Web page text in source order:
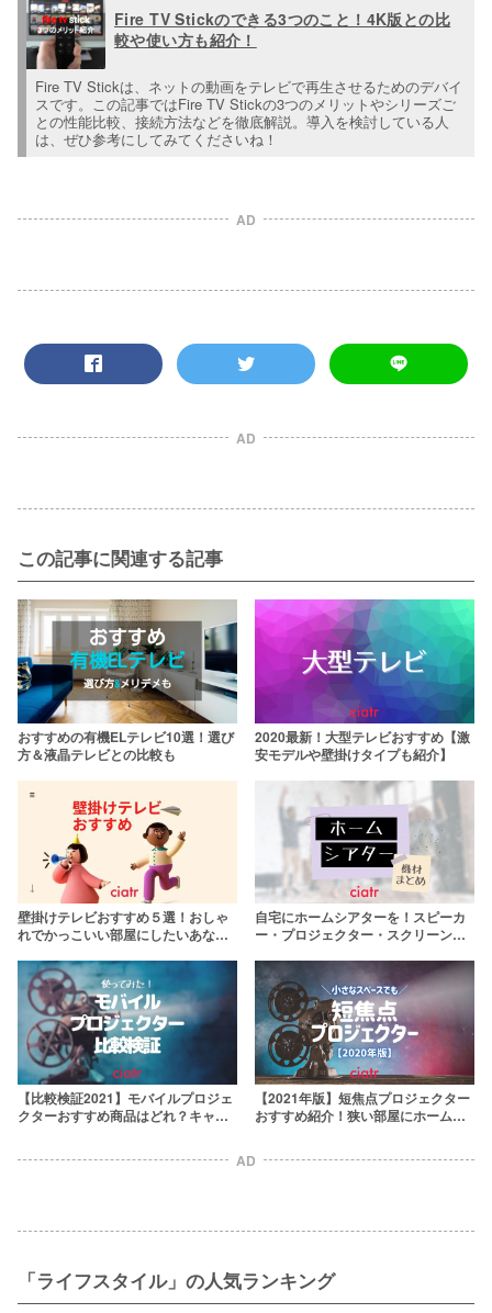
Fire TV Stickのできる3つのこと！4K版との比
較や使い方も紹介！
Fire TV Stickは、ネットの動画をテレビで再生させるためのデバイ
スです。この記事ではFire TV Stickの3つのメリットやシリーズご
との性能比較、接続方法などを徹底解説。導入を検討している人
は、ぜひ参考にしてみてくださいね！
AD
AD
この記事に関連する記事
おすすめの有機ELテレビ10選！選び
方＆液晶テレビとの比較も
2020最新！大型テレビおすすめ【激
安モデルや壁掛けタイプも紹介】
壁掛けテレビおすすめ５選！おしゃ
れでかっこいい部屋にしたいあなた
自宅にホームシアターを！スピーカ
ー・プロジェクター・スクリーン
【比較検証2021】モバイルプロジェ
クターおすすめ商品はどれ？キャン
【2021年版】短焦点プロジェクター
おすすめ紹介！狭い部屋にホームシ
AD
「ライフスタイル」の人気ランキング